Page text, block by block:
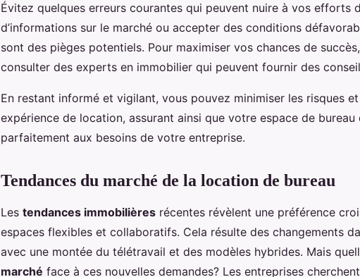
Évitez quelques erreurs courantes qui peuvent nuire à vos efforts
d’informations sur le marché ou accepter des conditions
sont des pièges potentiels. Pour maximiser vos chances de
consulter des experts en immobilier qui peuvent fournir des
En restant informé et vigilant, vous pouvez minimiser les risques
expérience de location, assurant ainsi que votre espace de bureau
parfaitement aux besoins de votre entreprise.
Tendances du marché de la location de bureau
Les tendances immobilières récentes révèlent une préférence
espaces flexibles et collaboratifs. Cela résulte des changements
avec une montée du télétravail et des modèles hybrides. Mais
marché face à ces nouvelles demandes? Les entreprises